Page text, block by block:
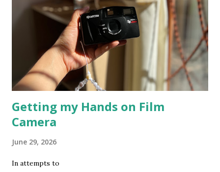
Getting my Hands on Film
Camera
June 29, 2026
In attempts to